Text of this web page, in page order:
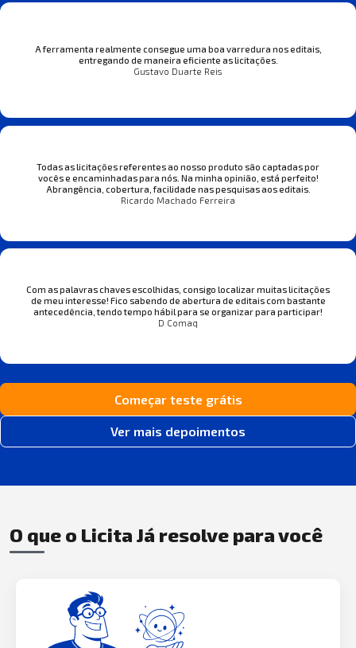
A ferramenta realmente consegue uma boa varredura nos editais,
entregando de maneira eficiente as licitações.
Gustavo Duarte Reis
Todas as licitações referentes ao nosso produto são captadas por
vocês e encaminhadas para nós. Na minha opinião, está perfeito!
Abrangência, cobertura, facilidade nas pesquisas aos editais.
Ricardo Machado Ferreira
Com as palavras chaves escolhidas, consigo localizar muitas licitações
de meu interesse! Fico sabendo de abertura de editais com bastante
antecedência, tendo tempo hábil para se organizar para participar!
D Comaq
Começar teste grátis
Ver mais depoimentos
O que o Licita Já resolve para você